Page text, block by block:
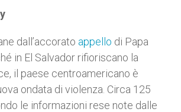
rdall’accorato appello di Papa
in El Salvador rifioriscano la
il paese centroamericano è
ondata di violenza. Circa 125
le informazioni rese note dalle